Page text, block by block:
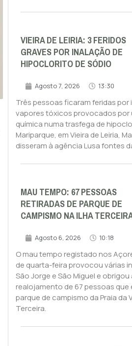
VIEIRA DE LEIRIA: 3 FERIDOS
GRAVES POR INALAÇÃO DE
HIPOCLORITO DE SÓDIO
Agosto 7, 2026 13:30
Três pessoas ficaram feridas por
vapores tóxicos provocados por
química numa trasfega de
Mariparque, em Vieira de Leiria,
disseram à agência Lusa fontes
MAU TEMPO: 67 PESSOAS
RETIRADAS DE PARQUE DE
CAMPISMO NA ILHA
Agosto 6, 2026 10:18
O mau tempo registado nos
de quarta-feira provocou várias
São Jorge e São Miguel e obrigou
realojamento de 67 pessoas que
parque de campismo da Praia da
Terceira.